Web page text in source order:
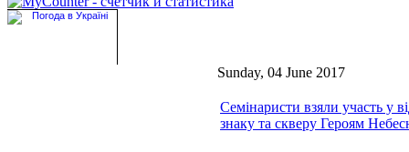
Sunday, 04 June 2017
Семінаристи взяли участь у
знаку та скверу Героям